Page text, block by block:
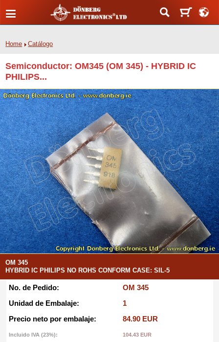
Home Catálogo
Semiconductor: OM345 (OM 345) - HYBRID IC
PHILIPS...
OM 345
HYBRID IC PHILIPS NO ROHS CONFORM CASE: SIL-5
No. de Pedido:
OM 345
Unidad de Embalaje:
1
Precio neto por embalaje:
84.90 EUR
Incluido IVA (23%): 104.43 EUR